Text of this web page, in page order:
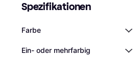
Spezifikationen
Farbe
Ein- oder mehrfarbig